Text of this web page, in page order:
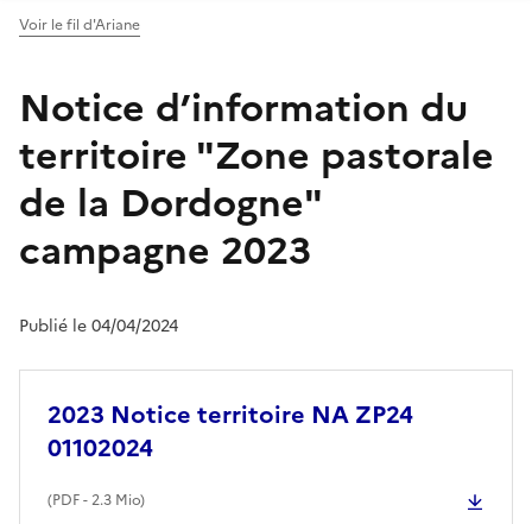
Voir le fil d'Ariane
Notice d’information du
territoire "Zone pastorale
de la Dordogne"
campagne 2023
Publié le 04/04/2024
2023 Notice territoire NA ZP24
01102024
(PDF- 2.3 Mio)